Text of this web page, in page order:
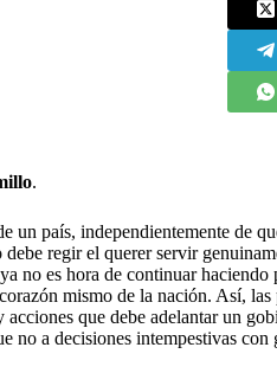
.
un país, independientemente de
debe regir el querer servir
no es hora de continuar
mismo de la nación. Así,
acciones que debe adelantar un
no a decisiones intempestivas con